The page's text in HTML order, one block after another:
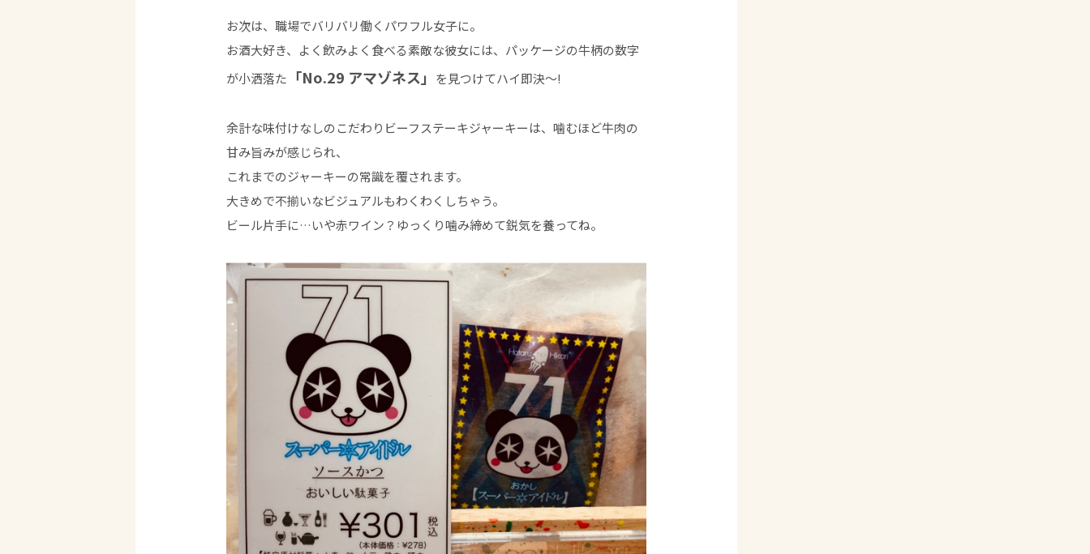
お次は、職場でバリバリ働くパワフル女子に。
お酒大好き、よく飲みよく食べる素敵な彼女には、パッケージの牛柄の数字
が小洒落た 「No.29 アマゾネス」 を見つけてハイ即決〜!
余計な味付けなしのこだわりビーフステーキジャーキーは、噛むほど牛肉の
甘み旨みが感じられ、
これまでのジャーキーの常識を覆されます。
大きめで不揃いなビジュアルもわくわくしちゃう。
ビール片手に…いや赤ワイン？ゆっくり噛み締めて鋭気を養ってね。